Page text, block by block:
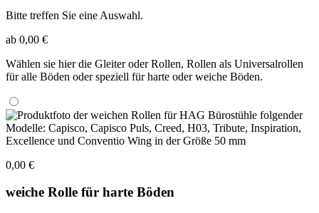
Bitte treffen Sie eine Auswahl.
ab 0,00 €
Wählen sie hier die Gleiter oder Rollen, Rollen als Universalrollen
für alle Böden oder speziell für harte oder weiche Böden.
0,00 €
weiche Rolle für harte Böden